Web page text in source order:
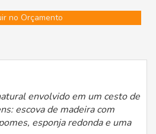
no Orçamento
envolvido em um cesto de
escova de madeira com
esponja redonda e uma